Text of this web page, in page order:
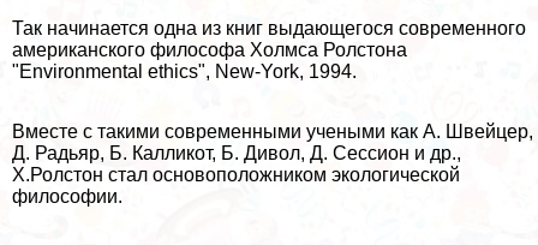
Так начинается одна из книг выдающегося современного
американского философа Холмса Ролстона
"Environmental ethics", New-York, 1994.
Вместе с такими современными учеными как А. Швейцер,
Д. Радьяр, Б. Калликот, Б. Дивол, Д. Сессион и др.,
Х.Ролстон стал основоположником экологической
философии.